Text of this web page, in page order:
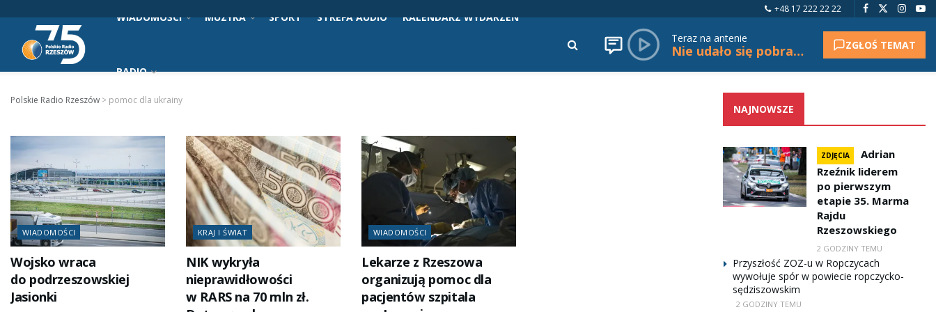
+48 17 222 22 22
WIADOMOŚCI MUZYKA SPORT STREFA AUDIO KALENDARZ WYDARZEŃ
RADIO
Teraz na antenie
Nie udało się pobrać tytułu. ZGŁOŚ TEMAT
Polskie Radio Rzeszów > pomoc dla ukrainy
WIADOMOŚCI
Wojsko wraca
do podrzeszowskiej
Jasionki
KRAJ I ŚWIAT
NIK wykryła
nieprawidłowości
w RARS na 70 mln zł.
WIADOMOŚCI
Lekarze z Rzeszowa
organizują pomoc dla
pacjentów szpitala
NAJNOWSZE
ZDJĘCIA
Adrian
Rzeźnik liderem
po pierwszym
etapie 35. Marma
Rajdu
Rzeszowskiego
2 GODZINY TEMU
Przyszłość ZOZ-u w Ropczycach
wywołuje spór w powiecie ropczycko-
sędziszowskim
2 GODZINY TEMU